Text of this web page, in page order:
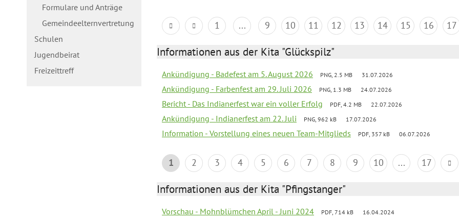
Formulare und Anträge
Gemeindeelternvertretung
Schulen
Jugendbeirat
Freizeittreff
1 ... 9 10 11 12 13 14 15 16 17
Informationen aus der Kita "Glückspilz"
Ankündigung - Badefest am 5. August 2026 PNG, 2.5 MB 31.07.2026
Ankündigung - Farbenfest am 29. Juli 2026 PNG, 1.3 MB 24.07.2026
Bericht - Das Indianerfest war ein voller Erfolg PDF, 4.2 MB 22.07.2026
Ankündigung - Indianerfest am 22. Juli PNG, 962 kB 17.07.2026
Information - Vorstellung eines neuen Team-Mitglieds PDF, 357 kB 06.07.2026
1 2 3 4 5 6 7 8 9 10 ... 17
Informationen aus der Kita "Pfingstanger"
Vorschau - Mohnblümchen April - Juni 2024 PDF, 714 kB 16.04.2024